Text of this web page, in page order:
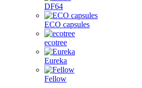
DF64
ECO capsules
ecotree
Eureka
Fellow